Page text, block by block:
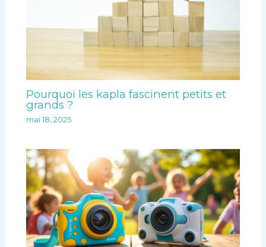
Pourquoi les kapla fascinent petits et
grands ?
mai 18, 2025